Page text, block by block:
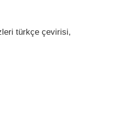
türkçe çevirisi,